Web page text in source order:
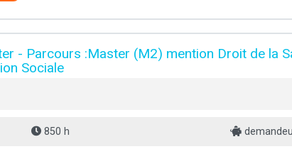
- Parcours :Master (M2) mention Droit de la
Sociale
850 h